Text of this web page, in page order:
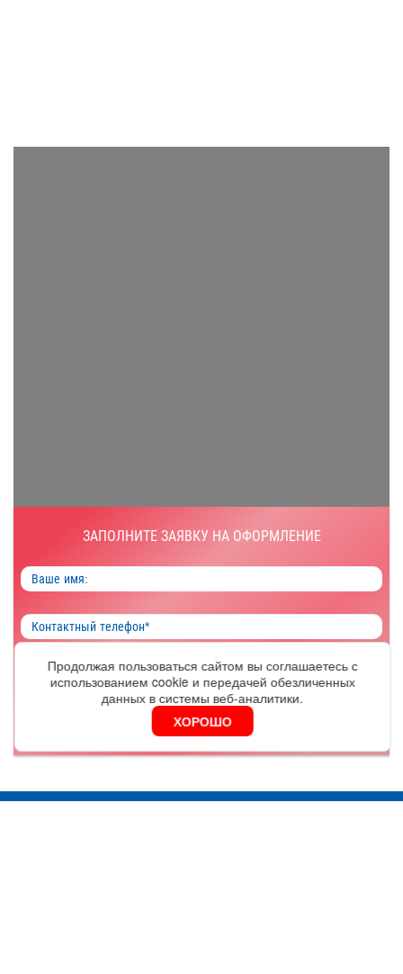
ЗАПОЛНИТЕ ЗАЯВКУ НА ОФОРМЛЕНИЕ
ОФОРМИТЬ
Я согласен на обработкуперсональных данных
Продолжая пользоваться сайтом вы соглашаетесь с
использованием cookie и передачей обезличенных
данных в системы веб-аналитики.
ХОРОШО